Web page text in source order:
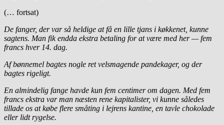
(… fortsat)
De fanger, der var så heldige at få en lille tjans i køkkenet, kunne
sagtens. Man fik endda ekstra betaling for at være med her — fem
francs hver 14. dag.
Af bønnemel bagtes nogle ret velsmagende pandekager, og der
bagtes rigeligt.
En almindelig fange havde kun fem centimer om dagen. Med fem
francs ekstra var man næsten rene kapitalister, vi kunne således
tillade os at købe flere småting i lejrens kantine, en tavle chokolade
eller lidt rygelse.